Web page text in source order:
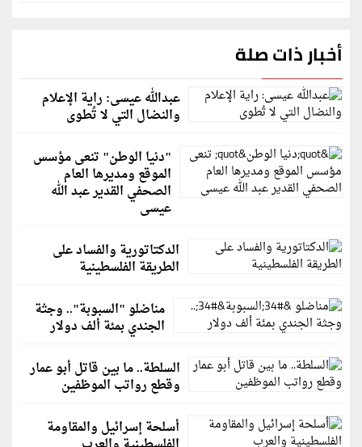
أخبار ذات صلة
عبدالله عيسى: راية الإعلام
والنضال التي لا تُطوى
"دنيا الوطن" تنعى مؤسس
الموقع ومديرها العام
الصحفي القدير عبد الله
عيسى
الدكتاتورية والفساد على
الطريقة الفلسطينية
مناضلو "السبوبة".. وجثة
الجندي بمئة ألف دولار
السلطة.. ما بين قاتل أبو عمار
وقطع رواتب الموظفين
أسلحة إسرائيل والمقاومة